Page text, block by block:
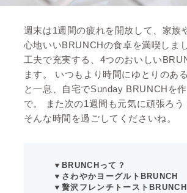
週末は1週間の疲れを開放して、家族
心地いいBRUNCHの食卓を満喫しま
工夫で充実する、4つのおいしい
ます。 いつもより時間にゆとりのあ
と一息、自宅でSunday BRUNCHを
で。 また次の1週間も元気に頑張ろう
そんな時間を過ごしてくださいね。
▼BRUNCHって？
▼さわやかヨーグルトBRUNCH
▼贅沢フレンチトーストBRUNCH